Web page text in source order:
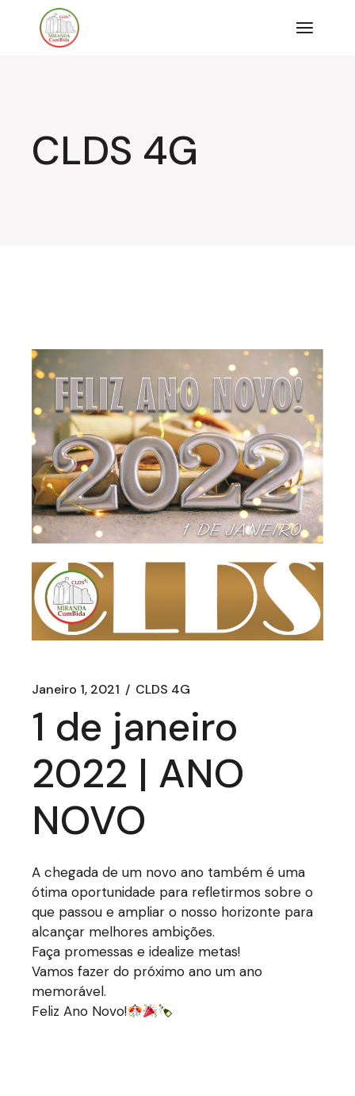
conteúdo
CLDS 4G
Janeiro 1, 2021 CLDS 4G
1 de janeiro
2022 | ANO
NOVO
A chegada de um novo ano também é uma
ótima oportunidade para refletirmos sobre o
que passou e ampliar o nosso horizonte para
alcançar melhores ambições.
Faça promessas e idealize metas!
Vamos fazer do próximo ano um ano
memorável.
Feliz Ano Novo!